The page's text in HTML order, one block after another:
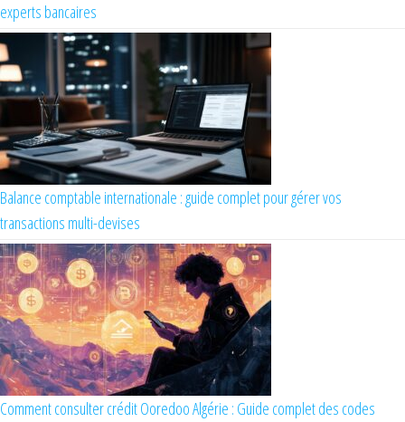
experts bancaires
Balance comptable internationale : guide complet pour gérer vos
transactions multi-devises
Comment consulter crédit Ooredoo Algérie : Guide complet des codes